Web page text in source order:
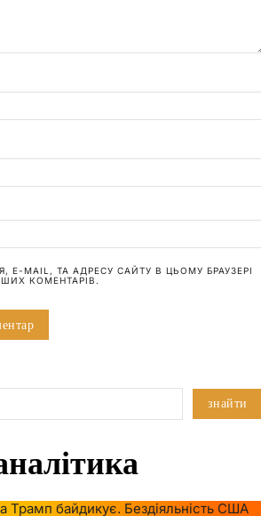
E-MAIL, ТА АДРЕСУ САЙТУ В ЦЬОМУ БРАУЗЕРІ
КОМЕНТАРІВ.
знайти